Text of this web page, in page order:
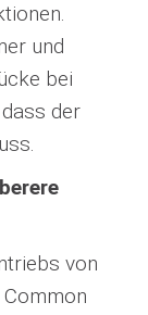
und
bei
der
von